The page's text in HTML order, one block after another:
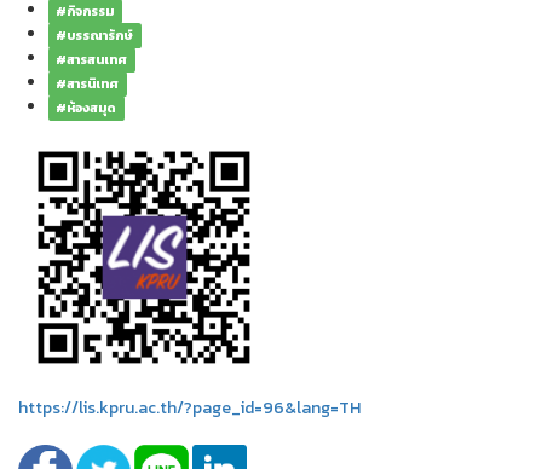
#กิจกรรม
#บรรณารักษ์
#สารสนเทศ
#สารนิเทศ
#ห้องสมุด
https://lis.kpru.ac.th/?page_id=96&lang=TH